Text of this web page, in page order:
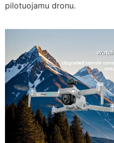
pilotuojamu dronu.